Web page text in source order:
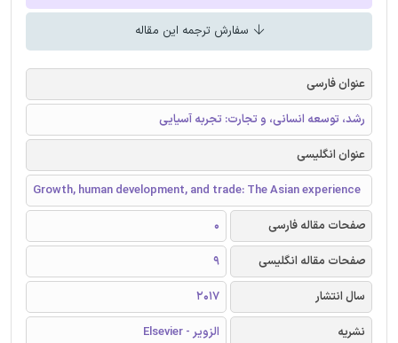
سفارش ترجمه این مقاله
عنوان فارسی
رشد، توسعه انسانی، و تجارت: تجربه آسیایی
عنوان انگلیسی
Growth, human development, and trade: The Asian experience
صفحات مقاله فارسی
0
صفحات مقاله انگلیسی
9
سال انتشار
2017
نشریه
الزویر - Elsevier